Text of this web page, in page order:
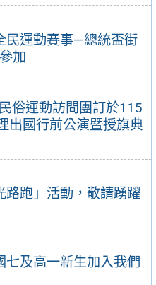
民運動賽事—總統盃街
加
俗運動訪問團訂於115
出國行前公演暨授旗典
路跑」活動，敬請踴躍
七及高一新生加入我們